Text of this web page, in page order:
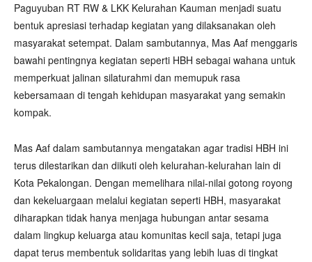
Paguyuban RT RW & LKK Kelurahan Kauman menjadi suatu
bentuk apresiasi terhadap kegiatan yang dilaksanakan oleh
masyarakat setempat. Dalam sambutannya, Mas Aaf menggaris
bawahi pentingnya kegiatan seperti HBH sebagai wahana untuk
memperkuat jalinan silaturahmi dan memupuk rasa
kebersamaan di tengah kehidupan masyarakat yang semakin
kompak.
Mas Aaf dalam sambutannya mengatakan agar tradisi HBH ini
terus dilestarikan dan diikuti oleh kelurahan-kelurahan lain di
Kota Pekalongan. Dengan memelihara nilai-nilai gotong royong
dan kekeluargaan melalui kegiatan seperti HBH, masyarakat
diharapkan tidak hanya menjaga hubungan antar sesama
dalam lingkup keluarga atau komunitas kecil saja, tetapi juga
dapat terus membentuk solidaritas yang lebih luas di tingkat